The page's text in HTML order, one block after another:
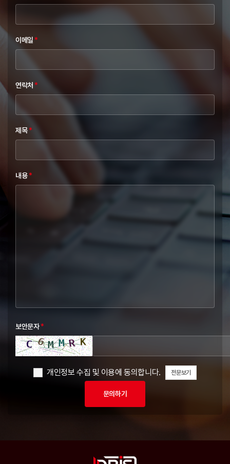
이메일 *
연락처 *
제목*
내용*
보안문자*
개인정보 수집 및 이용에 동의합니다. 전문보기
문의하기